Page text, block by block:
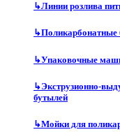
↳Линии розлива
↳Поликарбонатные
↳Упаковочные
↳Экструзионно-
бутылей
↳Мойки для